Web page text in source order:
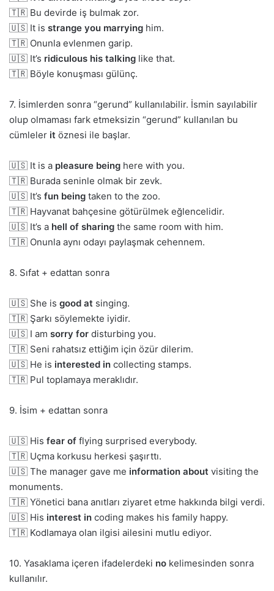
🇹🇷 Bu devirde iş bulmak zor.
🇺🇸 It is strange you marrying him.
🇹🇷 Onunla evlenmen garip.
🇺🇸 It’s ridiculous his talking like that.
🇹🇷 Böyle konuşması gülünç.
7. İsimlerden sonra “gerund” kullanılabilir. İsmin sayılabilir
olup olmaması fark etmeksizin “gerund” kullanılan bu
cümleler it öznesi ile başlar.
🇺🇸 It is a pleasure being here with you.
🇹🇷 Burada seninle olmak bir zevk.
🇺🇸 It’s fun being taken to the zoo.
🇹🇷 Hayvanat bahçesine götürülmek eğlencelidir.
🇺🇸 It’s a hell of sharing the same room with him.
🇹🇷 Onunla aynı odayı paylaşmak cehennem.
8. Sıfat + edattan sonra
🇺🇸 She is good at singing.
🇹🇷 Şarkı söylemekte iyidir.
🇺🇸 I am sorry for disturbing you.
🇹🇷 Seni rahatsız ettiğim için özür dilerim.
🇺🇸 He is interested in collecting stamps.
🇹🇷 Pul toplamaya meraklıdır.
9. İsim + edattan sonra
🇺🇸 His fear of flying surprised everybody.
🇹🇷 Uçma korkusu herkesi şaşırttı.
🇺🇸 The manager gave me information about visiting the
monuments.
🇹🇷 Yönetici bana anıtları ziyaret etme hakkında bilgi verdi.
🇺🇸 His interest in coding makes his family happy.
🇹🇷 Kodlamaya olan ilgisi ailesini mutlu ediyor.
10. Yasaklama içeren ifadelerdeki no kelimesinden sonra
kullanılır.